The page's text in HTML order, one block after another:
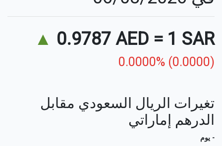
1 SAR
=
0.9787 AED
▲
0.0000% (0.0000)
تغيرات الريال السعودي مقابل
الدرهم إماراتي
- يوم